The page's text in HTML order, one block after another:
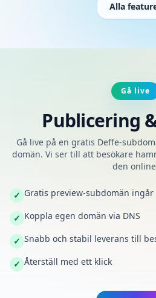
Alla
Gå live
Publicering
Gå live på en gratis Deffe-
domän. Vi ser till att besökare
den
✓ Gratis preview-subdomän ingår
✓ Koppla egen domän via DNS
✓ Snabb och stabil leverans till
✓ Återställ med ett klick